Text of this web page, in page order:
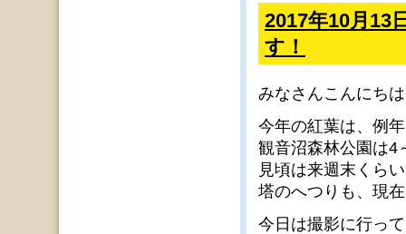
2017年10月13
す！
みなさんこんにちは
今年の紅葉は、例
観音沼森林公園は4
見頃は来週末くら
塔のへつりも、現
今日は撮影に行っ